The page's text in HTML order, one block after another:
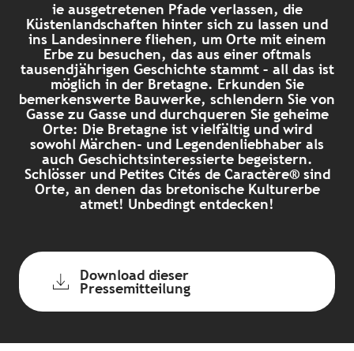
ie ausgetretenen Pfade verlassen, die
Küstenlandschaften hinter sich zu lassen und
ins Landesinnere fliehen, um Orte mit einem
Erbe zu besuchen, das aus einer oftmals
tausendjährigen Geschichte stammt – all das ist
möglich in der Bretagne. Erkunden Sie
bemerkenswerte Bauwerke, schlendern Sie von
Gasse zu Gasse und durchqueren Sie geheime
Orte: Die Bretagne ist vielfältig und wird
sowohl Märchen- und Legendenliebhaber als
auch Geschichtsinteressierte begeistern.
Schlösser und Petites Cités de Caractère® sind
Orte, an denen das bretonische Kulturerbe
atmet! Unbedingt entdecken!
Download dieser
Pressemitteilung